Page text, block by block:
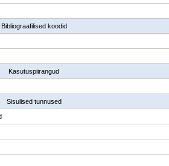
Bibliograafilised koodid
Kasutuspiirangud
Sisulised tunnused